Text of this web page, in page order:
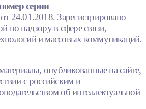
серии
Зарегистрировано
по надзору в сфере связи,
и массовых коммуникаций.
опубликованные на сайте,
с российским и
об интеллектуальной